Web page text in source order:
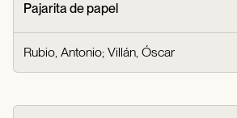
Pajarita de papel
Rubio, Antonio; Villán, Óscar